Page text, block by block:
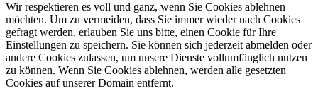
Wir respektieren es voll und ganz, wenn Sie Cookies ablehnen
möchten. Um zu vermeiden, dass Sie immer wieder nach Cookies
gefragt werden, erlauben Sie uns bitte, einen Cookie für Ihre
Einstellungen zu speichern. Sie können sich jederzeit abmelden oder
andere Cookies zulassen, um unsere Dienste vollumfänglich nutzen
zu können. Wenn Sie Cookies ablehnen, werden alle gesetzten
Cookies auf unserer Domain entfernt.